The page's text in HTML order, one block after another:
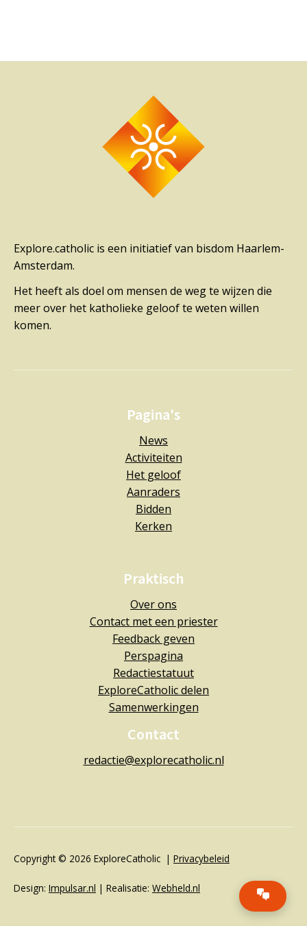
Explore.catholic is een initiatief van bisdom Haarlem-
Amsterdam.
Het heeft als doel om mensen de weg te wijzen die
meer over het katholieke geloof te weten willen
komen.
Pagina's
News
Activiteiten
Het geloof
Aanraders
Bidden
Kerken
Praktisch
Over ons
Contact met een priester
Feedback geven
Perspagina
Redactiestatuut
ExploreCatholic delen
Samenwerkingen
Contact
redactie@explorecatholic.nl
Copyright © 2026 ExploreCatholic | Privacybeleid
Design: Impulsar.nl | Realisatie: Webheld.nl